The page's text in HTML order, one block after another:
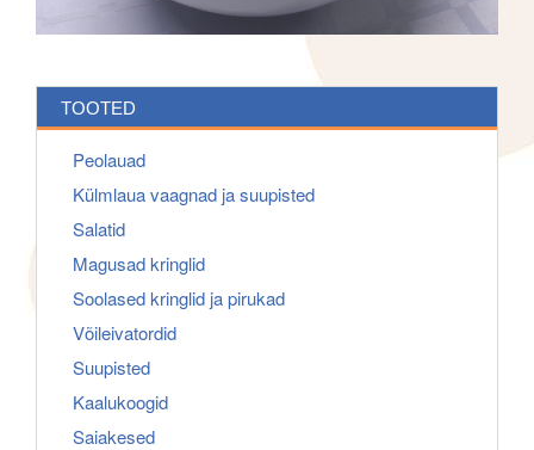
TOOTED
Peolauad
Külmlaua vaagnad ja suupisted
Salatid
Magusad kringlid
Soolased kringlid ja pirukad
Võileivatordid
Suupisted
Kaalukoogid
Saiakesed